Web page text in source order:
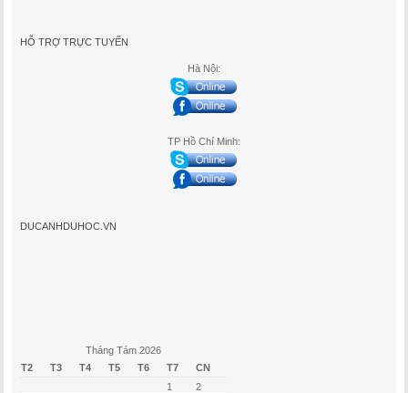
HỖ TRỢ TRỰC TUYẾN
Hà Nội:
TP Hồ Chí Minh:
DUCANHDUHOC.VN
Tháng Tám 2026
T2
T3 T4 T5 T6 T7 CN
1
2